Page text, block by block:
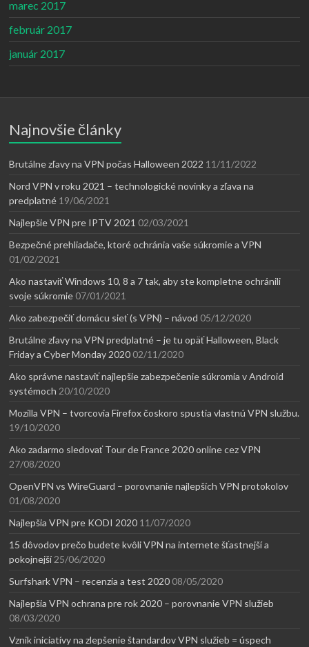
marec 2017
február 2017
január 2017
Najnovšie články
Brutálne zľavy na VPN počas Halloween 2022 11/11/2022
Nord VPN v roku 2021 – technologické novinky a zľava na
predplatné 19/06/2021
Najlepšie VPN pre IPTV 2021 02/03/2021
Bezpečné prehliadače, ktoré ochránia vaše súkromie a VPN
01/02/2021
Ako nastaviť Windows 10, 8 a 7 tak, aby ste kompletne ochránili
svoje súkromie 07/01/2021
Ako zabezpečiť domácu sieť (s VPN) – návod 05/12/2020
Brutálne zľavy na VPN predplatné – je tu opäť Halloween, Black
Friday a Cyber Monday 2020 02/11/2020
Ako správne nastaviť najlepšie zabezpečenie súkromia v Android
systémoch 20/10/2020
Mozilla VPN – tvorcovia Firefox čoskoro spustia vlastnú VPN službu.
19/10/2020
Ako zadarmo sledovať Tour de France 2020 online cez VPN
27/08/2020
OpenVPN vs WireGuard – porovnanie najlepších VPN protokolov
01/08/2020
Najlepšia VPN pre KODI 2020 11/07/2020
15 dôvodov prečo budete kvôli VPN na internete šťastnejší a
pokojnejší 25/06/2020
Surfshark VPN – recenzia a test 2020 08/05/2020
Najlepšia VPN ochrana pre rok 2020 – porovnanie VPN služieb
08/03/2020
Vznik iniciatívy na zlepšenie štandardov VPN služieb = úspech